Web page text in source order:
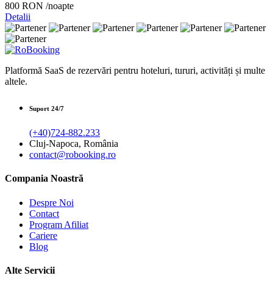
800 RON /noapte
Detalii
Platformă SaaS de rezervări pentru hoteluri, tururi, activități și multe
altele.
Suport 24/7
(+40)724-882.233
Cluj-Napoca, România
contact@robooking.ro
Compania Noastră
Despre Noi
Contact
Program Afiliat
Cariere
Blog
Alte Servicii